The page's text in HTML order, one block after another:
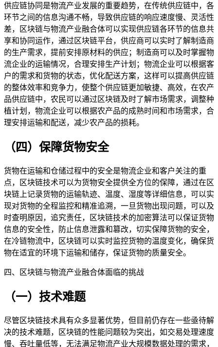
供应链协同是物流产业发展的重要趋势，在传统供应链中，各
环节之间的信息沟通不畅，导致供应链的响应速度慢、灵活性
差，区块链与物流产业融合体可以实现供应链各环节的信息共
享和协同运作，通过区块链平台，供应商可以实时了解制造商
的生产需求，提前安排原材料的供应；制造商可以及时掌握物
流企业的运输情况，合理安排生产计划；物流企业可以根据客
户的需求和货物的状态，优化配送方案，这样可以提高供应链
的整体效率和竞争力，使整个供应链更加敏捷、高效，在农产
品供应链中，农民可以通过区块链及时了解市场需求，调整种
植计划，物流企业可以根据农产品的成熟时间和市场需求，合
理安排运输和配送，减少农产品的损耗。
（四）保障货物安全
货物在运输和仓储过程中的安全是物流企业和客户关注的重
点，区块链技术可以为货物安全提供全方位的保障，通过在区
块链上记录货物的运输轨迹、温度、湿度等详细信息，可以实
现对货物的全程监控和精准追溯，一旦货物出现问题，可以及
时查明原因，追究责任，区块链技术的加密算法可以保证货物
信息的安全性，防止信息泄露和篡改，切实保障货物的安全，
在冷链物流中，区块链可以实时监控货物的温度变化，确保货
物在适宜的环境下运输和储存，保证货物的质量安全。
四、区块链与物流产业融合体面临的挑战
（一）技术难题
尽管区块链技术具有众多显著优势，但目前仍存在一些亟待解
决的技术难题，区块链的性能问题较为突出，如交易处理速度
慢、吞吐量低等，无法满足物流产业大规模数据处理的需求，